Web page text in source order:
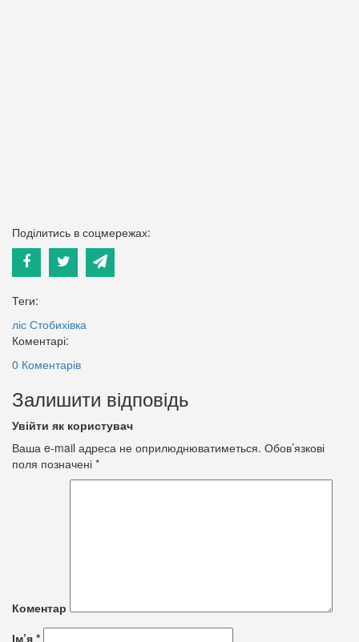
Поділитись в соцмережах:
Теги:
ліс Стобихівка
Коментарі:
0 Коментарів
Залишити відповідь
Увійти як користувач
Ваша e-mail адреса не оприлюднюватиметься. Обов’язкові
поля позначені *
Коментар
Ім’я *